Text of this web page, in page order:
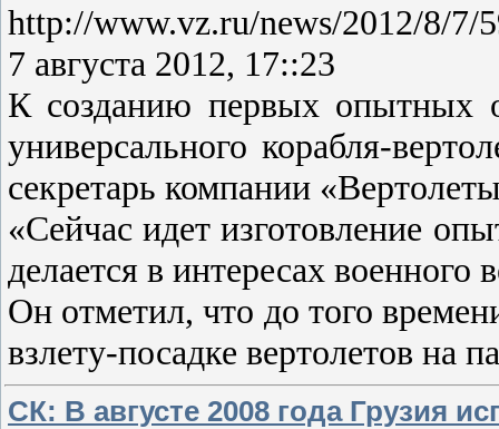
http://www.vz.ru/news/2012/8/7/
7 августа 2012, 17::23
К созданию первых опытных
универсального корабля-
секретарь компании
«Сейчас идет изготовление
делается в интересах военного
Он отметил, что до того
взлету-посадке вертолетов на
СК: В августе 2008 года Грузия